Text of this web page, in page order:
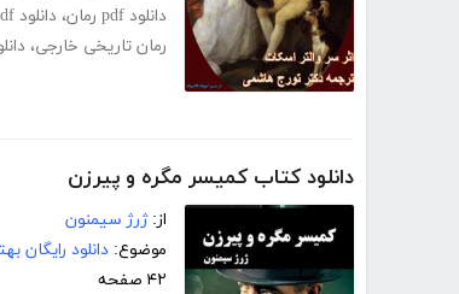
دانلود pdf رمان
، دانلود pdf رمان رایگان
رمان تاریخی خارجی،
دانلود کتاب کمیسر مگره و پیرزن
از:ژرژ سیمنون
موضوع: دانلود رایگان
۴۲ صفحه